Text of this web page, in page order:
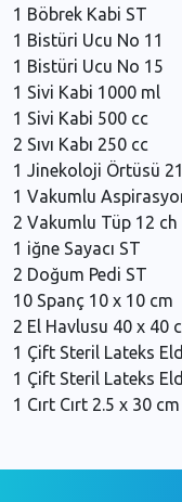
1 Böbrek Kabi ST
1 Bistüri Ucu No 11
1 Bistüri Ucu No 15
1 Sivi Kabi 1000 ml
1 Sivi Kabi 500 cc
2 Sıvı Kabı 250 cc
1 Jinekoloji Örtüsü
1 Vakumlu
2 Vakumlu Tüp 12
1 iğne Sayacı ST
2 Doğum Pedi ST
10 Spanç 10 x 10 cm
2 El Havlusu 40 x 40
1 Çift Steril Lateks
1 Çift Steril Lateks
1 Cırt Cırt 2.5 x 30 cm